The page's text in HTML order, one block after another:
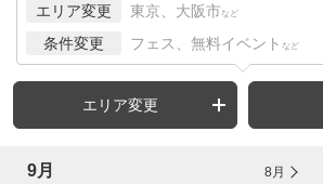
エリア変更 東京、大阪市 など
条件変更 フェス、無料イベント など
エリア変更
9月 8月